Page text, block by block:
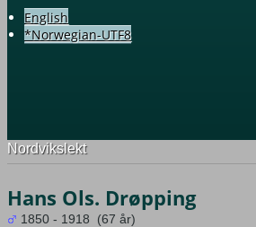
English
*Norwegian-UTF8
Nordvikslekt
Hans Ols. Drøpping
1850 - 1918 (67 år)